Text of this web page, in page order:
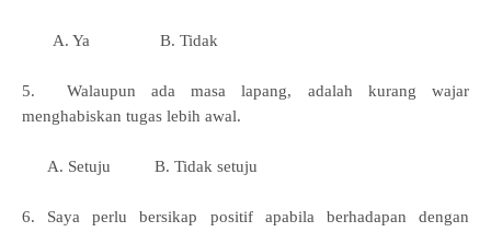
A. Ya B. Tidak
5. Walaupun ada masa lapang, adalah kurang wajar
menghabiskan tugas lebih awal.
A. Setuju B. Tidak setuju
6. Saya perlu bersikap positif apabila berhadapan dengan